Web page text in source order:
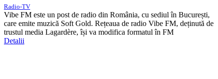
Radio-TV
Vibe FM este un post de radio din România, cu sediul în București,
care emite muzică Soft Gold. Rețeaua de radio Vibe FM, deținută de
trustul media Lagardère, își va modifica formatul în FM
Detalii